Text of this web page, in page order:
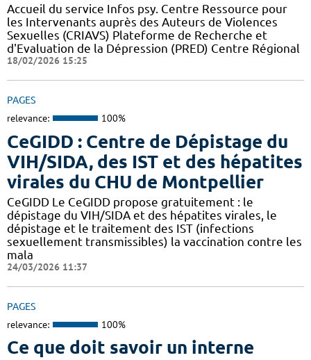
Accueil du service Infos psy. Centre Ressource pour
les Intervenants auprès des Auteurs de Violences
Sexuelles (CRIAVS) Plateforme de Recherche et
d'Evaluation de la Dépression (PRED) Centre Régional
18/02/2026 15:25
PAGES
relevance: 100%
CeGIDD : Centre de Dépistage du
VIH/SIDA, des IST et des hépatites
virales du CHU de Montpellier
CeGIDD Le CeGIDD propose gratuitement : le
dépistage du VIH/SIDA et des hépatites virales, le
dépistage et le traitement des IST (infections
sexuellement transmissibles) la vaccination contre les
mala
24/03/2026 11:37
PAGES
relevance: 100%
Ce que doit savoir un interne